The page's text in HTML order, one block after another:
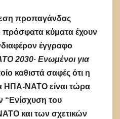
προπαγάνδας
πρόσφατα κύματα έχουν
έγγραφο
2030· Ενωμένοι για
καθιστά σαφές ότι η
ΗΠΑ-ΝΑΤΟ είναι τώρα
“Ενίσχυση του
και των σχετικών